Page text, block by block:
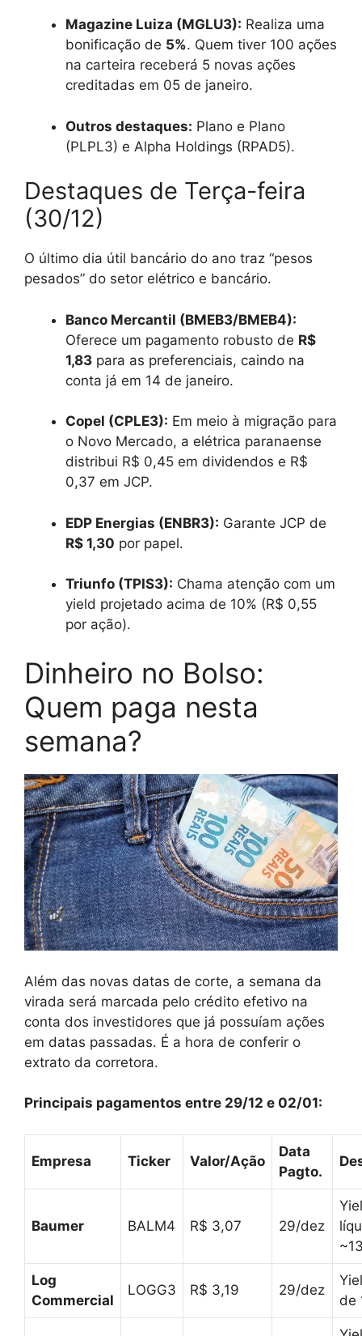
Magazine Luiza (MGLU3): Realiza uma
bonificação de 5%. Quem tiver 100 ações
na carteira receberá 5 novas ações
creditadas em 05 de janeiro.
Outros destaques: Plano e Plano
(PLPL3) e Alpha Holdings (RPAD5).
Destaques de Terça-feira
(30/12)
O último dia útil bancário do ano traz “pesos
pesados” do setor elétrico e bancário.
Banco Mercantil (BMEB3/BMEB4):
Oferece um pagamento robusto de R$
1,83 para as preferenciais, caindo na
conta já em 14 de janeiro.
Copel (CPLE3): Em meio à migração para
o Novo Mercado, a elétrica paranaense
distribui R$ 0,45 em dividendos e R$
0,37 em JCP.
EDP Energias (ENBR3): Garante JCP de
R$ 1,30 por papel.
Triunfo (TPIS3): Chama atenção com um
yield projetado acima de 10% (R$ 0,55
por ação).
Dinheiro no Bolso:
Quem paga nesta
semana?
Além das novas datas de corte, a semana da
virada será marcada pelo crédito efetivo na
conta dos investidores que já possuíam ações
em datas passadas. É a hora de conferir o
extrato da corretora.
Principais pagamentos entre 29/12 e 02/01:
Empresa Ticker Valor/Ação
Data
Pagto.
Baumer BALM4 R$ 3,07 29/dez
Log
Commercial
LOGG3 R$ 3,19 29/dez
de